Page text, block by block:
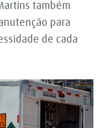
também
para
de cada